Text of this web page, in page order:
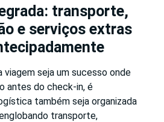
transporte,
e serviços extras
viagem seja um sucesso onde
antes do check-in, é
também seja organizada
transporte,